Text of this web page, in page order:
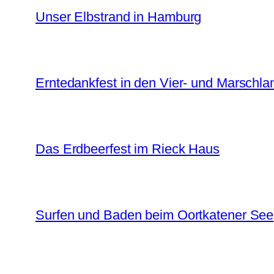
Unser Elbstrand in Hamburg
Erntedankfest in den Vier- und
Das Erdbeerfest im Rieck Haus
Surfen und Baden beim Oortkatener See